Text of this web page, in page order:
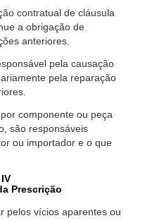
contratual de cláusula
a obrigação de
anteriores.
pela causação
pela reparação
componente ou peça
são responsáveis
ou importador e o que
Prescrição
pelos vícios aparentes ou